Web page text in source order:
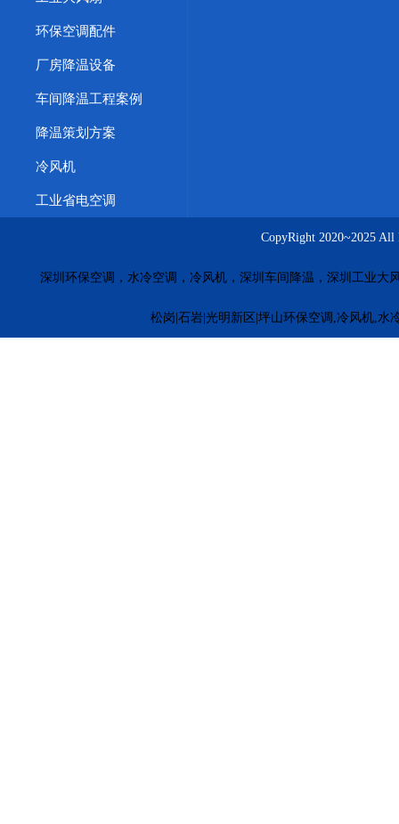
环保空调配件
厂房降温设备
车间降温工程案例
降温策划方案
冷风机
工业省电空调
CopyRight 2020~2025
深圳环保空调，水冷空调，冷风机，深圳车间降温，深圳工业大
松岗|石岩|光明新区|坪山环保空调,冷风机,水